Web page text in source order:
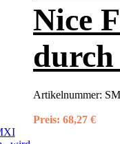
Nice
Artikelnummer:
Preis: 68,27 €